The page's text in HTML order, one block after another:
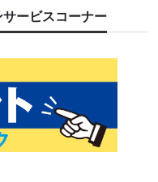
ービスコーナー